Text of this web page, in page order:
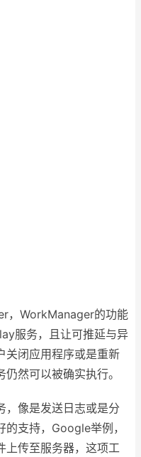
，WorkManager的功能
服务，且让可推延与异
关闭应用程序或是重新
然可以被确实执行。
，像是发送日志或是分
支持，Google举例，
上传至服务器，这项工